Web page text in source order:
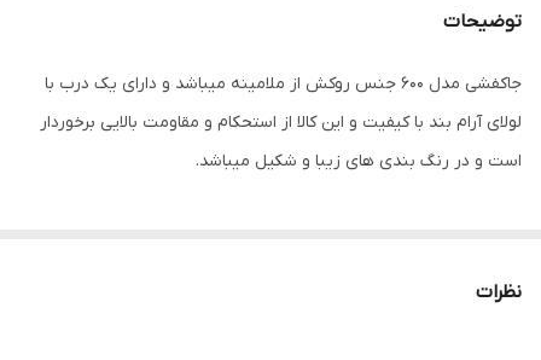
توضیحات
جاکفشی مدل 600 جنس روکش از ملامینه میباشد و دارای یک درب با
لولای آرام بند با کیفیت و این کالا از استحکام و مقاومت بالایی برخوردار
است و در رنگ بندی های زیبا و شکیل میباشد.
نظرات